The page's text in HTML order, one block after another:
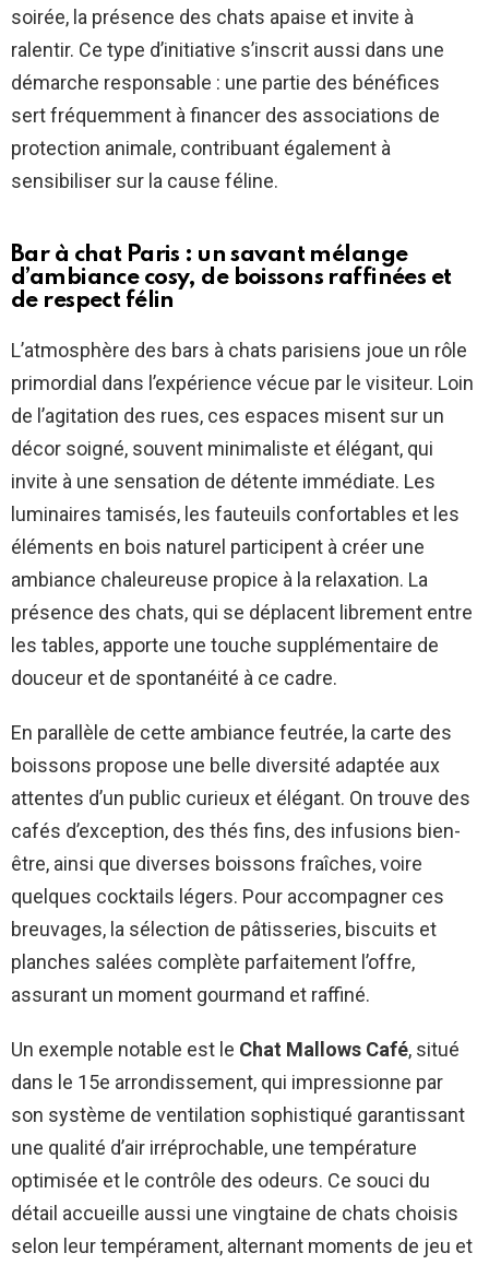
soirée, la présence des chats apaise et invite à
ralentir. Ce type d’initiative s’inscrit aussi dans une
démarche responsable : une partie des bénéfices
sert fréquemment à financer des associations de
protection animale, contribuant également à
sensibiliser sur la cause féline.
Bar à chat Paris : un savant mélange
d’ambiance cosy, de boissons raffinées et
de respect félin
L’atmosphère des bars à chats parisiens joue un rôle
primordial dans l’expérience vécue par le visiteur. Loin
de l’agitation des rues, ces espaces misent sur un
décor soigné, souvent minimaliste et élégant, qui
invite à une sensation de détente immédiate. Les
luminaires tamisés, les fauteuils confortables et les
éléments en bois naturel participent à créer une
ambiance chaleureuse propice à la relaxation. La
présence des chats, qui se déplacent librement entre
les tables, apporte une touche supplémentaire de
douceur et de spontanéité à ce cadre.
En parallèle de cette ambiance feutrée, la carte des
boissons propose une belle diversité adaptée aux
attentes d’un public curieux et élégant. On trouve des
cafés d’exception, des thés fins, des infusions bien-
être, ainsi que diverses boissons fraîches, voire
quelques cocktails légers. Pour accompagner ces
breuvages, la sélection de pâtisseries, biscuits et
planches salées complète parfaitement l’offre,
assurant un moment gourmand et raffiné.
Un exemple notable est le Chat Mallows Café, situé
dans le 15e arrondissement, qui impressionne par
son système de ventilation sophistiqué garantissant
une qualité d’air irréprochable, une température
optimisée et le contrôle des odeurs. Ce souci du
détail accueille aussi une vingtaine de chats choisis
selon leur tempérament, alternant moments de jeu et